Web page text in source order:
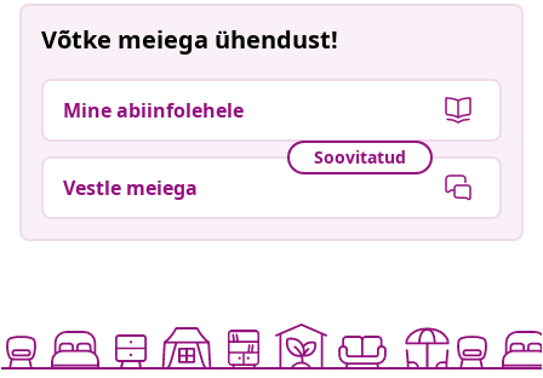
Võtke meiega ühendust!
Mine abiinfolehele
Soovitatud
Vestle meiega